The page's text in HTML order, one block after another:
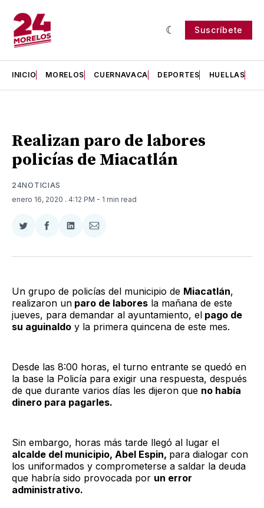
Suscríbete
INICIO MORELOS CUERNAVACA DEPORTES HUELLAS
Realizan paro de labores
policías de Miacatlán
24NOTICIAS
enero 16, 2020 . 4:12 PM - 1 min read
Compartir
Twitter
Compartir
Facebook
Compartir
LinkedIn
Compartir
Email
Un grupo de policías del municipio de Miacatlán,
realizaron un paro de labores la mañana de este
jueves, para demandar al ayuntamiento, el pago de
su aguinaldo y la primera quincena de este mes.
Desde las 8:00 horas, el turno entrante se quedó en
la base la Policía para exigir una respuesta, después
de que durante varios días les dijeron que no había
dinero para pagarles.
Sin embargo, horas más tarde llegó al lugar el
alcalde del municipio, Abel Espin, para dialogar con
los uniformados y comprometerse a saldar la deuda
que habría sido provocada por un error
administrativo.